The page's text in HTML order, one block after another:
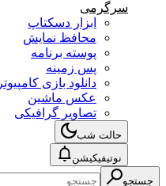
سرگرمی
ابزار دسکتاپ
محافظ نمایش
پوسته برنامه
پس زمینه
دانلود بازی کامپیوتر
عکس ماشین
تصاویر گرافیکی
حالت شب
نوتیفیکیشن
جستجو